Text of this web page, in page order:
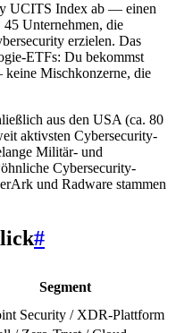
UCITS Index ab — einen
Unternehmen, die
erzielen. Das
ETFs: Du bekommst
Mischkonzerne, die
aus den USA (ca. 80
aktivsten Cybersecurity-
Militär- und
Cybersecurity-
und Radware stammen
#
Segment
Security / XDR-Plattform